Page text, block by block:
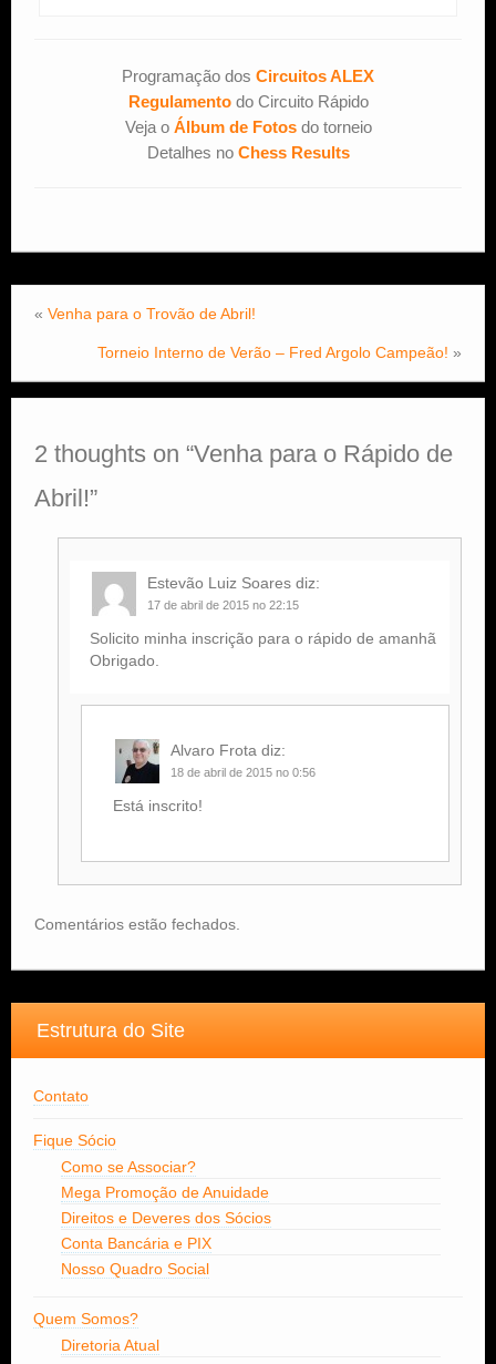
Programação dos Circuitos ALEX
Regulamentodo Circuito Rápido
Veja o Álbum de Fotosdo torneio
Detalhes no Chess Results
« Venha para o Trovão de Abril!
Torneio Interno de Verão – Fred Argolo Campeão! »
2 thoughts on “Venha para o Rápido de
Abril!”
Estevão Luiz Soares diz:
17 de abril de 2015 no 22:15
Solicito minha inscrição para o rápido de amanhã
Obrigado.
Alvaro Frota diz:
18 de abril de 2015 no 0:56
Está inscrito!
Comentários estão fechados.
Estrutura do Site
Contato
Fique Sócio
Como se Associar?
Mega Promoção de Anuidade
Direitos e Deveres dos Sócios
Conta Bancária e PIX
Nosso Quadro Social
Quem Somos?
Diretoria Atual